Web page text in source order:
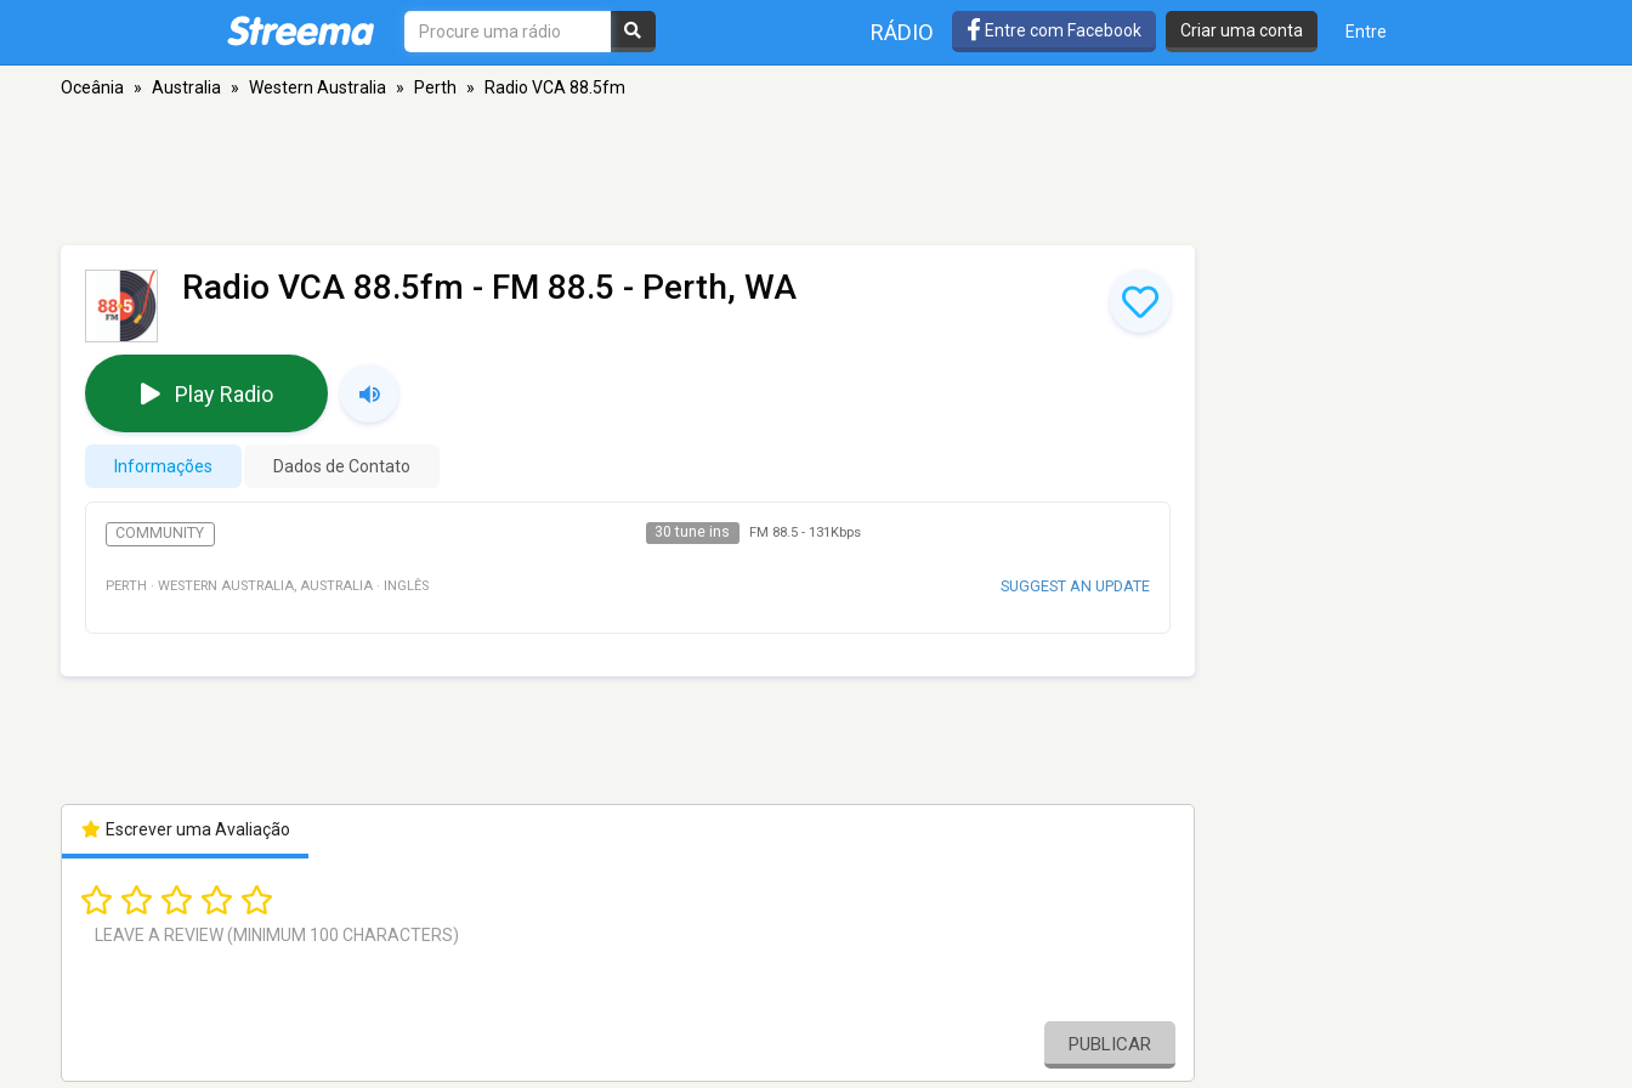
RÁDIO Entre com Facebook Criar uma conta Entre
Oceânia » Australia » Western Australia » Perth » Radio VCA 88.5fm
Radio VCA 88.5fm - FM 88.5 - Perth, WA
Play Radio
Informações Dados de Contato
COMMUNITY 30 tune ins FM 88.5- 131Kbps
PERTH · WESTERN AUSTRALIA, AUSTRALIA · INGLÊS SUGGEST AN UPDATE
Escrever uma Avaliação
PUBLICAR